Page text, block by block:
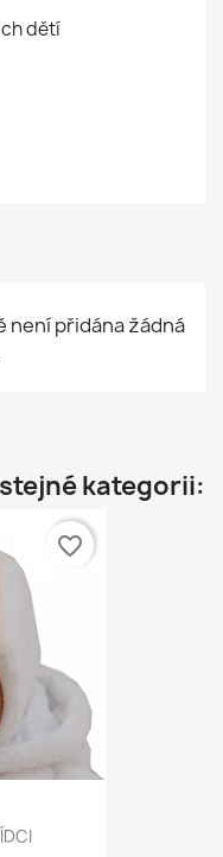
dětí
není přidána žádná
kategorii:
favorite_border